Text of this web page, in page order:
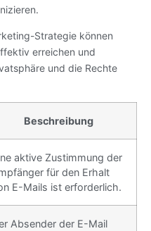
Strategie können
erreichen und
und die Rechte
Beschreibung
aktive Zustimmung der
für den Erhalt
E-Mails ist erforderlich.
Absender der E-Mail